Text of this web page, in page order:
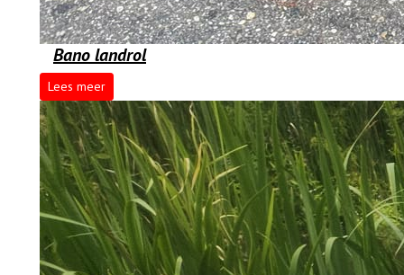
Bano landrol
Lees meer